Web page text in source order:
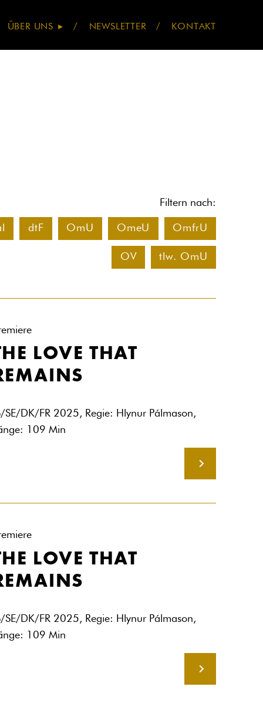
ÜBER UNS NEWSLETTER KONTAKT
Filtern nach:
dtF OmU OmeU OmfrU
OV tlw. OmU
LOVE THAT
SE/DK/FR 2025, Regie: Hlynur Pálmason,
109 Min
LOVE THAT
SE/DK/FR 2025, Regie: Hlynur Pálmason,
109 Min